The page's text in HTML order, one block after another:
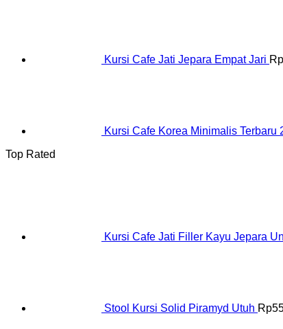
Kursi Cafe Jati Jepara Empat Jari Rp
Kursi Cafe Korea Minimalis Terbaru
Top Rated
Kursi Cafe Jati Filler Kayu Jepara
Stool Kursi Solid Piramyd Utuh Rp